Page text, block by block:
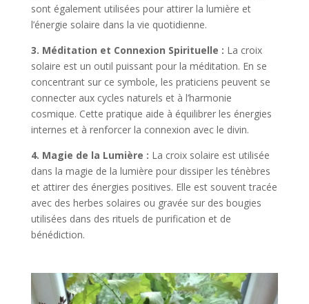
sont également utilisées pour attirer la lumière et
l’énergie solaire dans la vie quotidienne.
3. Méditation et Connexion Spirituelle : La croix
solaire est un outil puissant pour la méditation. En se
concentrant sur ce symbole, les praticiens peuvent se
connecter aux cycles naturels et à l’harmonie
cosmique. Cette pratique aide à équilibrer les énergies
internes et à renforcer la connexion avec le divin.
4. Magie de la Lumière : La croix solaire est utilisée
dans la magie de la lumière pour dissiper les ténèbres
et attirer des énergies positives. Elle est souvent tracée
avec des herbes solaires ou gravée sur des bougies
utilisées dans des rituels de purification et de
bénédiction.